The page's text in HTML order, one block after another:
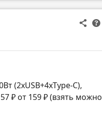
(2xUSB+4xType-C),
₽ от 159 ₽ (взять можно